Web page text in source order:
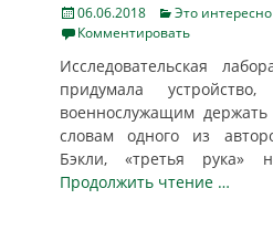
Posted
on
06.06.2018 Categories
Это интересно
Комментировать
Исследовательская
придумала
военнослужащим
словам одного из
Бэкли, «третья рука»
Продолжить чтение …